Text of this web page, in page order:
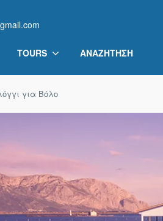
TOURS ΑΝΑΖΉΤΗΣΗ
για Βόλο